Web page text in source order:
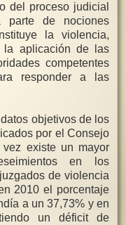
del proceso judicial
parte de nociones
la violencia,
la aplicación de las
competentes
responder a las
objetivos de los
por el Consejo
existe un mayor
en los
de violencia
2010 el porcentaje
a un 37,73% y en
un déficit de